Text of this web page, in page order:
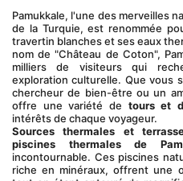
Pamukkale, l'une des merveilles
de la Turquie, est renommée
travertin blanches et ses eaux
nom de "Château de Coton",
milliers de visiteurs qui
exploration culturelle. Que vous
chercheur de bien-être ou un
offre une variété de tours et
intérêts de chaque voyageur.
Sources thermales et
piscines thermales de
incontournable. Ces piscines
riche en minéraux, offrent une